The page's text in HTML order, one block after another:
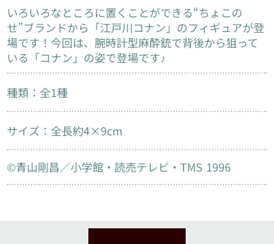
いろいろなところに置くことができる“ちょこの
せ”ブランドから「江戸川コナン」のフィギュアが登
場です！今回は、腕時計型麻酔銃で背後から狙って
いる「コナン」の姿で登場です♪
種類：全1種
サイズ：全長約4×9cm
©青山剛昌／小学館・読売テレビ・TMS 1996